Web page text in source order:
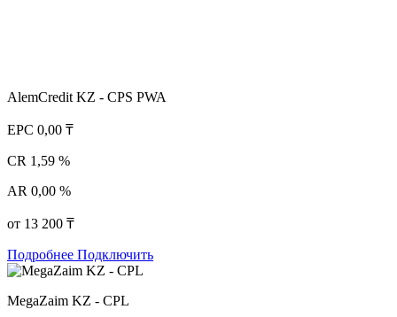
AlemCredit KZ - CPS PWA
EPC 0,00 ₸
CR 1,59 %
AR 0,00 %
от 13 200 ₸
Подробнее Подключить
MegaZaim KZ - CPL